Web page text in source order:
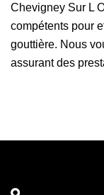
Chevigney Sur L
compétents pour
gouttière. Nous
assurant des